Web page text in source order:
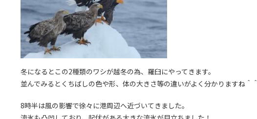
冬になるとこの2種類のワシが越冬の為、羅臼にやってきます。
並んでみるとくちばしの色や形、体の大きさ等の違いがよく分かりますね＾＾
8時半は風の影響で徐々に港周辺へ近づいてきました。